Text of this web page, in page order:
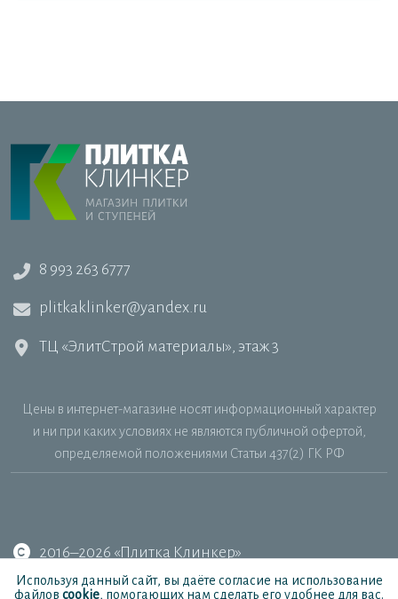
8 993 263 6777
plitkaklinker@yandex.ru
ТЦ «ЭлитСтрой материалы», этаж 3
Цены в интернет-магазине носят информационный характер
и ни при каких условиях не являются публичной офертой,
определяемой положениями Статьи 437(2) ГК РФ
2016–2026 «Плитка Клинкер»
Используя данный сайт, вы даёте согласие на использование
файлов cookie, помогающих нам сделать его удобнее для вас.